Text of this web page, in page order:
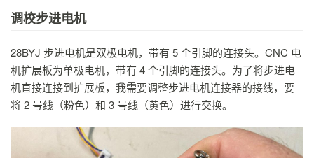
调校步进电机
28BYJ 步进电机是双极电机，带有 5 个引脚的连接头。CNC 电
机扩展板为单极电机，带有 4 个引脚的连接头。为了将步进电
机直接连接到扩展板，我需要调整步进电机连接器的接线，要
将 2 号线（粉色）和 3 号线（黄色）进行交换。